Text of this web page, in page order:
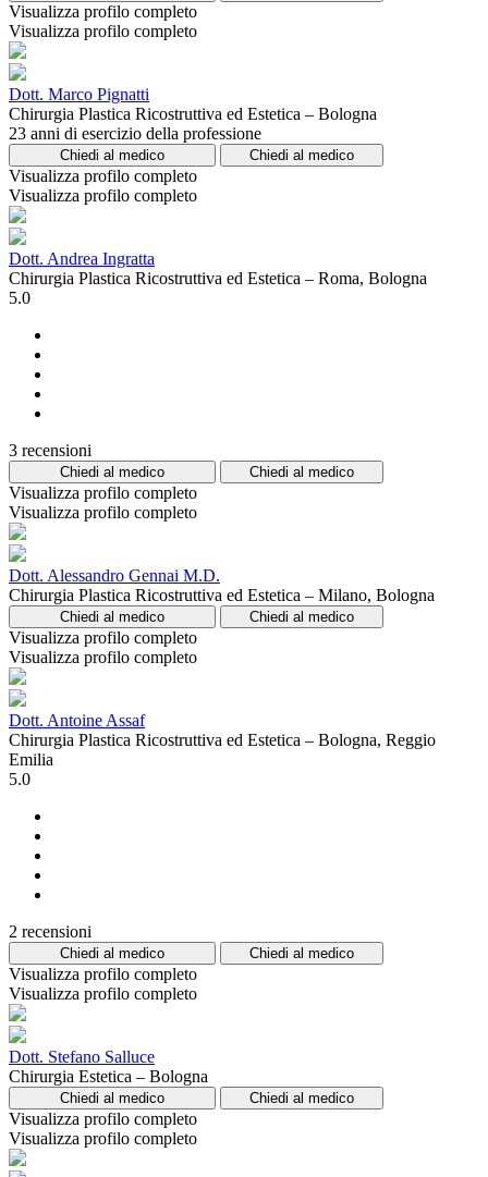
Visualizza profilo completo
Visualizza profilo completo
Dott. Marco Pignatti
Chirurgia Plastica Ricostruttiva ed Estetica – Bologna
23 anni di esercizio della professione
Chiedi al medico Chiedi al medico
Visualizza profilo completo
Visualizza profilo completo
Dott. Andrea Ingratta
Chirurgia Plastica Ricostruttiva ed Estetica – Roma, Bologna
5.0
3 recensioni
Chiedi al medico Chiedi al medico
Visualizza profilo completo
Visualizza profilo completo
Dott. Alessandro Gennai M.D.
Chirurgia Plastica Ricostruttiva ed Estetica – Milano, Bologna
Chiedi al medico Chiedi al medico
Visualizza profilo completo
Visualizza profilo completo
Dott. Antoine Assaf
Chirurgia Plastica Ricostruttiva ed Estetica – Bologna, Reggio
Emilia
5.0
2 recensioni
Chiedi al medico Chiedi al medico
Visualizza profilo completo
Visualizza profilo completo
Dott. Stefano Salluce
Chirurgia Estetica – Bologna
Chiedi al medico Chiedi al medico
Visualizza profilo completo
Visualizza profilo completo